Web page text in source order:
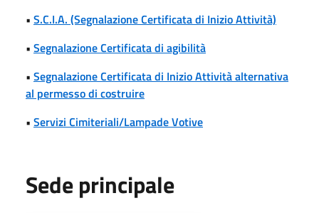
• S.C.I.A. (Segnalazione Certificata di Inizio Attività)
• Segnalazione Certificata di agibilità
• Segnalazione Certificata di Inizio Attività alternativa
al permesso di costruire
• Servizi Cimiteriali/Lampade Votive
Sede principale